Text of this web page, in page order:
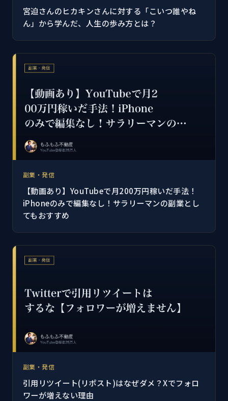
宮迫さんのヒカキンさんに対する「こいつ誰やね
ん」から学んだ、人生の歩み方とは？
副業・発信
【動画あり】YouTubeで月200万円稼いだ手法！
iPhoneのみで編集なし！サラリーマンの副業とし
てもおすすめ
副業・発信
引用リツイート(リポスト)はなぜダメ？Xでフォロ
ワーが増えない理由